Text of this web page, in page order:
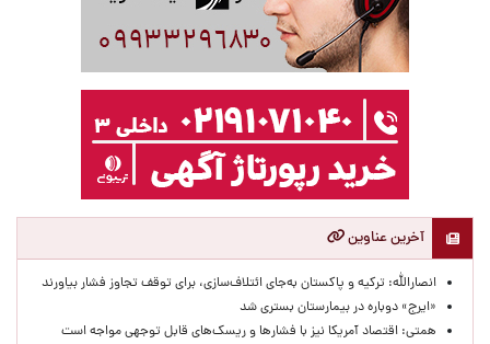
آخرین عناوین
انصارالله: ترکیه و پاکستان به‌جای ائتلاف‌سازی، برای توقف تجاوز فشار بیاورند
«ایرج» دوباره در بیمارستان بستری شد
همتی: اقتصاد آمریکا نیز با فشارها و ریسک‌های قابل توجهی مواجه است